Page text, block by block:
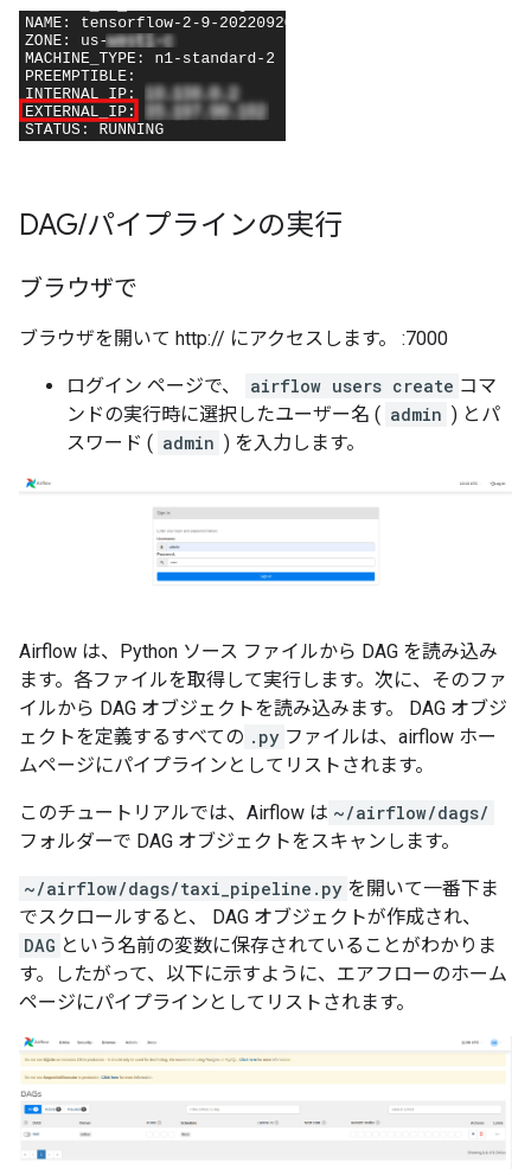
DAG/パイプラインの実行
ブラウザで
ブラウザを開いて http:// にアクセスします。 :7000
ログイン ページで、 airflow users create コマ
ンドの実行時に選択したユーザー名 ( admin ) とパ
スワード ( admin ) を入力します。
Airflow は、Python ソース ファイルから DAG を読み込み
ます。各ファイルを取得して実行します。次に、そのファ
イルから DAG オブジェクトを読み込みます。 DAG オブジ
ェクトを定義するすべての .py ファイルは、airflow ホー
ムページにパイプラインとしてリストされます。
このチュートリアルでは、Airflow は ~/airflow/dags/
フォルダーで DAG オブジェクトをスキャンします。
~/airflow/dags/taxi_pipeline.py を開いて一番下ま
でスクロールすると、 DAG オブジェクトが作成され、
DAG という名前の変数に保存されていることがわかりま
す。したがって、以下に示すように、エアフローのホーム
ページにパイプラインとしてリストされます。